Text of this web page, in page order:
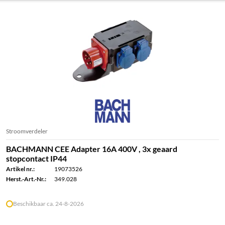
Stroomverdeler
BACHMANN CEE Adapter 16A 400V , 3x geaard
stopcontact IP44
Artikel nr.:
19073526
Herst.-Art.-Nr.:
349.028
Beschikbaar ca. 24-8-2026